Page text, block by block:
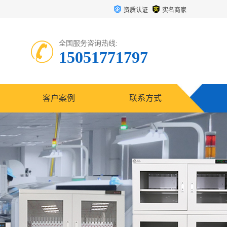
资质认证 实名商家
全国服务咨询热线:
15051771797
客户案例 联系方式